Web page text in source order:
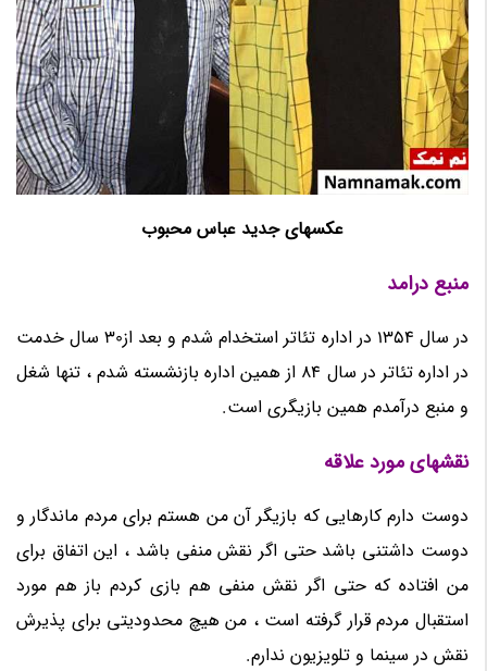
عکسهای جدید عباس محبوب
منبع درامد
در سال 1354 در اداره تئاتر استخدام شدم و بعد از30 سال خدمت
در اداره تئاتر در سال 84 از همین اداره بازنشسته شدم ، تنها شغل
و منبع درآمدم همین بازیگری است.
نقشهای مورد علاقه
دوست دارم کارهایی که بازیگر آن من هستم برای مردم ماندگار و
دوست داشتنی باشد حتی اگر نقش منفی باشد ، این اتفاق برای
من افتاده که حتی اگر نقش منفی هم بازی کردم باز هم مورد
استقبال مردم قرار گرفته است ، من هیچ محدودیتی برای پذیرش
نقش در سینما و تلویزیون ندارم.